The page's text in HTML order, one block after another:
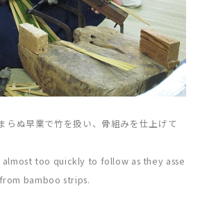
らぬ早業で竹を扱い、骨組みを仕上げて
too quickly to follow as they asse
bamboo strips.